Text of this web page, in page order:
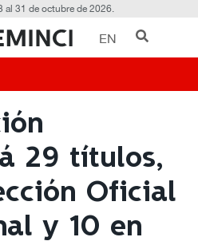
al 31 de octubre de 2026.
EN
29 títulos,
Oficial
y 10 en